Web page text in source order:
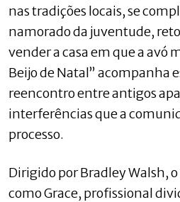
nas tradições locais, se
namorado da juventude,
vender a casa em que a avó
Beijo de Natal” acompanha
reencontro entre antigos
interferências que a
processo.
Dirigido por Bradley Walsh,
como Grace, profissional